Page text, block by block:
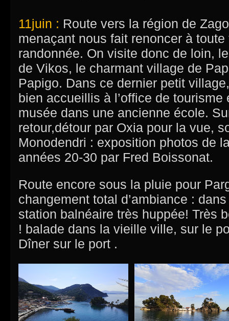
11juin : Route vers la région de
menaçant nous fait renoncer à
randonnée. On visite donc de loin,
de Vikos, le charmant village de
Papigo. Dans ce dernier petit
bien accueillis à l’office de
musée dans une ancienne école.
retour,détour par Oxia pour la vue,
Monodendri : exposition photos de
années 20-30 par Fred Boissonat.
Route encore sous la pluie pour
changement total d’ambiance :
station balnéaire très huppée! Très
! balade dans la vieille ville, sur le
Dîner sur le port .